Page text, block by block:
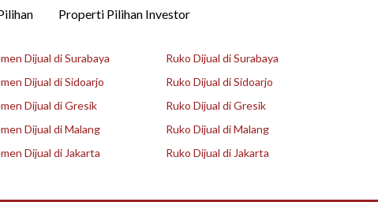
Properti Pilihan Investor
Dijual di Surabaya
Dijual di Sidoarjo
Dijual di Gresik
Dijual di Malang
Dijual di Jakarta
Ruko Dijual di Surabaya
Ruko Dijual di Sidoarjo
Ruko Dijual di Gresik
Ruko Dijual di Malang
Ruko Dijual di Jakarta